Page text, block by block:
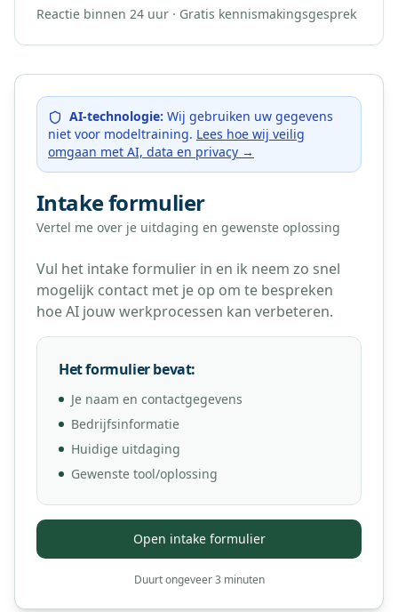
Reactie binnen 24 uur · Gratis kennismakingsgesprek
AI-technologie: Wij gebruiken uw gegevens
niet voor modeltraining. Lees hoe wij veilig
omgaan met AI, data en privacy →
Intake formulier
Vertel me over je uitdaging en gewenste oplossing
Vul het intake formulier in en ik neem zo snel
mogelijk contact met je op om te bespreken
hoe AI jouw werkprocessen kan verbeteren.
Het formulier bevat:
Je naam en contactgegevens
Bedrijfsinformatie
Huidige uitdaging
Gewenste tool/oplossing
Open intake formulier
Duurt ongeveer 3 minuten